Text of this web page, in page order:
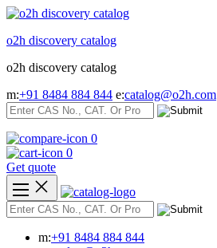
Skip
content
o2h discovery catalog
o2h discovery catalog
m:+91 8484 884 844 e:catalog@o2h.com
0
0
Get quote
m:+91 8484 884 844